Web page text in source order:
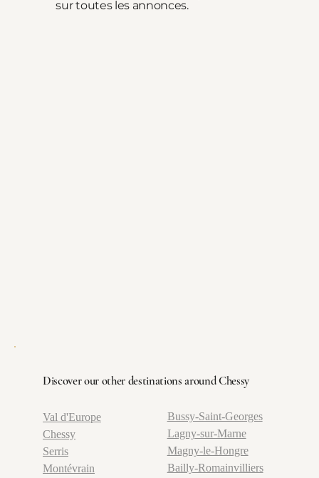
sur toutes les annonces.
Discover our other destinations around Chessy
Val d'Europe
Chessy
Serris
Montévrain
Bussy-Saint-Georges
Lagny-sur-Marne
Magny-le-Hongre
Bailly-Romainvilliers